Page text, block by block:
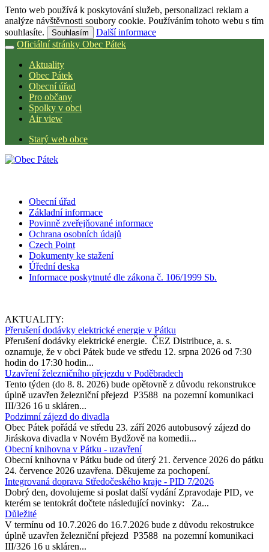
Tento web používá k poskytování služeb, personalizaci reklam a
analýze návštěvnosti soubory cookie. Používáním tohoto webu s tím
souhlasíte.
Souhlasím
Další informace
Oficiální stránky Obec Pátek
Aktuality
Obec Pátek
Obecní úřad
Pro občany
Spolky v obci
Air view
Starý web obce
Obecní úřad
Základní informace
Povinně zveřejňované informace
Ochrana osobních údajů
Czech Point
Dokumenty ke stažení
Úřední deska
Informace poskytnuté dle zákona č. 106/1999 Sb.
AKTUALITY:
Přerušení dodávky elektrické energie v Pátku
Přerušení dodávky elektrické energie. ČEZ Distribuce, a. s.
oznamuje, že v obci Pátek bude ve středu 12. srpna 2026 od 7:30
hodin do 17:30 hodin...
Uzavření železničního přejezdu v Poděbradech
Tento týden (do 8. 8. 2026) bude opětovně z důvodu rekonstrukce
úplně uzavřen železniční přejezd P3588 na pozemní komunikaci
III/326 16 u skláren...
Podzimní zájezd do divadla
Obec Pátek pořádá ve středu 23. září 2026 autobusový zájezd do
Jiráskova divadla v Novém Bydžově na komedii...
Obecní knihovna v Pátku - uzavření
Obecní knihovna v Pátku bude od úterý 21. července 2026 do pátku
24. července 2026 uzavřena. Děkujeme za pochopení.
Integrovaná doprava Středočeského kraje - PID 7/2026
Dobrý den, dovolujeme si poslat další vydání Zpravodaje PID, ve
kterém se tentokrát dočtete následující novinky: Za...
Důležité
V termínu od 10.7.2026 do 16.7.2026 bude z důvodu rekostrukce
úplně uzavřen železniční přejezd P3588 na pozemní komunikaci
III/326 16 u skláren...